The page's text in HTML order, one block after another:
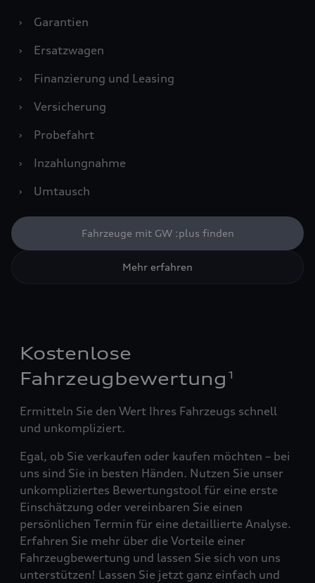
›
Garantien
›
Ersatzwagen
›
Finanzierung und Leasing
›
Versicherung
›
Probefahrt
›
Inzahlungnahme
›
Umtausch
Fahrzeuge mit GW :plus finden
Mehr erfahren
Kostenlose
Fahrzeugbewertung 1
Ermitteln Sie den Wert Ihres Fahrzeugs schnell
und unkompliziert.
Egal, ob Sie verkaufen oder kaufen möchten – bei
uns sind Sie in besten Händen. Nutzen Sie unser
unkompliziertes Bewertungstool für eine erste
Einschätzung oder vereinbaren Sie einen
persönlichen Termin für eine detaillierte Analyse.
Erfahren Sie mehr über die Vorteile einer
Fahrzeugbewertung und lassen Sie sich von uns
unterstützen! Lassen Sie jetzt ganz einfach und